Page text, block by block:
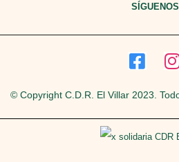
SÍGUENOS
© Copyright C.D.R. El Villar 2023.